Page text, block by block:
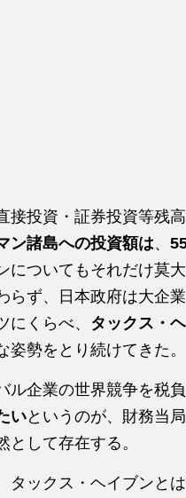
接投資・証券投資等残
ン諸島への投資額は、
についてもそれだけ莫
らず、日本政府は大企
にくらべ、 タックス・
姿勢をとり続けてきた。
ル企業の世界競争を税
いというのが、財務当
として存在する。
タックス・ヘイブンと